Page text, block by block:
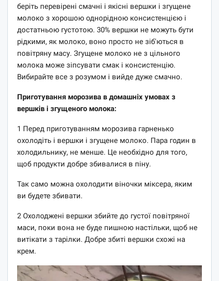
беріть перевірені смачні і якісні вершки і згущене
молоко з хорошою однорідною консистенцією і
достатньою густотою. 30% вершки не можуть бути
рідкими, як молоко, воно просто не зіб'ються в
повітряну масу. Згущене молоко не з цільного
молока може зіпсувати смак і консистенцію.
Вибирайте все з розумом і вийде дуже смачно.
Приготування морозива в домашніх умовах з
вершків і згущеного молока:
1 Перед приготуванням морозива гарненько
охолодіть і вершки і згущене молоко. Пара годин в
холодильнику, не менше. Це необхідно для того,
щоб продукти добре збивалися в піну.
Так само можна охолодити віночки міксера, яким
ви будете збивати.
2 Охолоджені вершки збийте до густої повітряної
маси, поки вона не буде пишною настільки, щоб не
витікати з тарілки. Добре збиті вершки схожі на
крем.